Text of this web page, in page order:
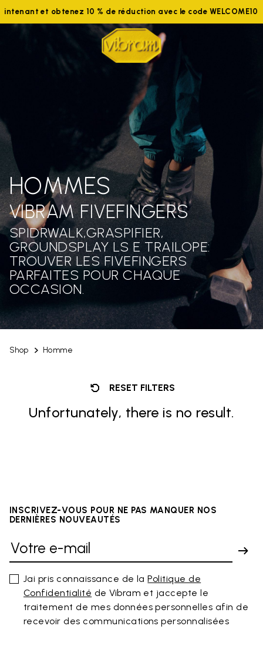
maintenant et obtenez 10 % de réduction avec le code
Shop Homme
HOMMES
VIBRAM FIVEFINGERS
SPIDRWALK,GRASPIFIER,
GROUNDSPLAY LS E TRAILOPE:
TROUVER LES FIVEFINGERS
PARFAITES POUR CHAQUE
OCCASION.
RESET FILTERS
Unfortunately, there is no result.
INSCRIVEZ-VOUS POUR NE PAS MANQUER NOS
DERNIÈRES NOUVEAUTÉS
Jai pris connaissance de laPolitique de
Confidentialité de Vibram et jaccepte le
traitement de mes données personnelles afin de
recevoir des communications personnalisées